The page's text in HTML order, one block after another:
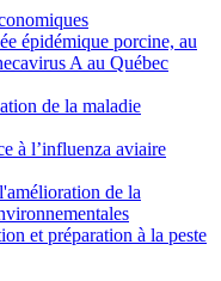
épidémique porcine, au
A au Québec
de la maladie
à l’influenza aviaire
de la
et préparation à la peste